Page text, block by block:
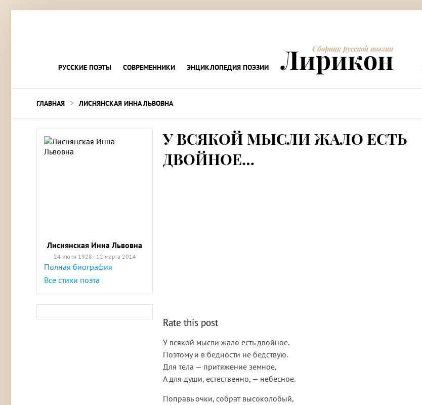
РУССКИЕ ПОЭТЫ СОВРЕМЕННИКИ ЭНЦИКЛОПЕДИЯ ПОЭЗИИ
Сборник русской поэзии
Лирикон
ГЛАВНАЯ > ЛИСНЯНСКАЯ ИННА ЛЬВОВНА
Лиснянская Инна Львовна
24 июня 1928 - 12 марта 2014
Полная биография
Все стихи поэта
У ВСЯКОЙ МЫСЛИ ЖАЛО ЕСТЬ
ДВОЙНОЕ…
Rate this post
У всякой мысли жало есть двойное.
Поэтому и в бедности не бедствую.
Для тела — притяжение земное,
А для души, естественно, — небесное.
Поправь очки, собрат высоколобый,